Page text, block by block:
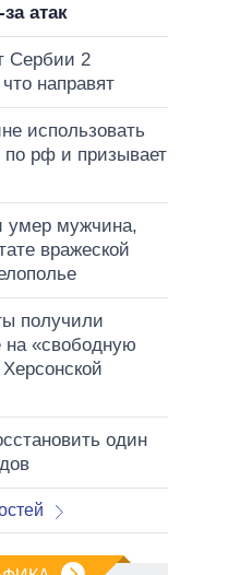
атак
Сербии 2
направят
использовать
по рф и призывает
умер мужчина,
вражеской
получили
на «свободную
один